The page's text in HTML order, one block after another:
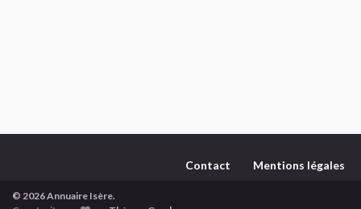
Contact Mentions légales
© 2026 Annuaire Isère.